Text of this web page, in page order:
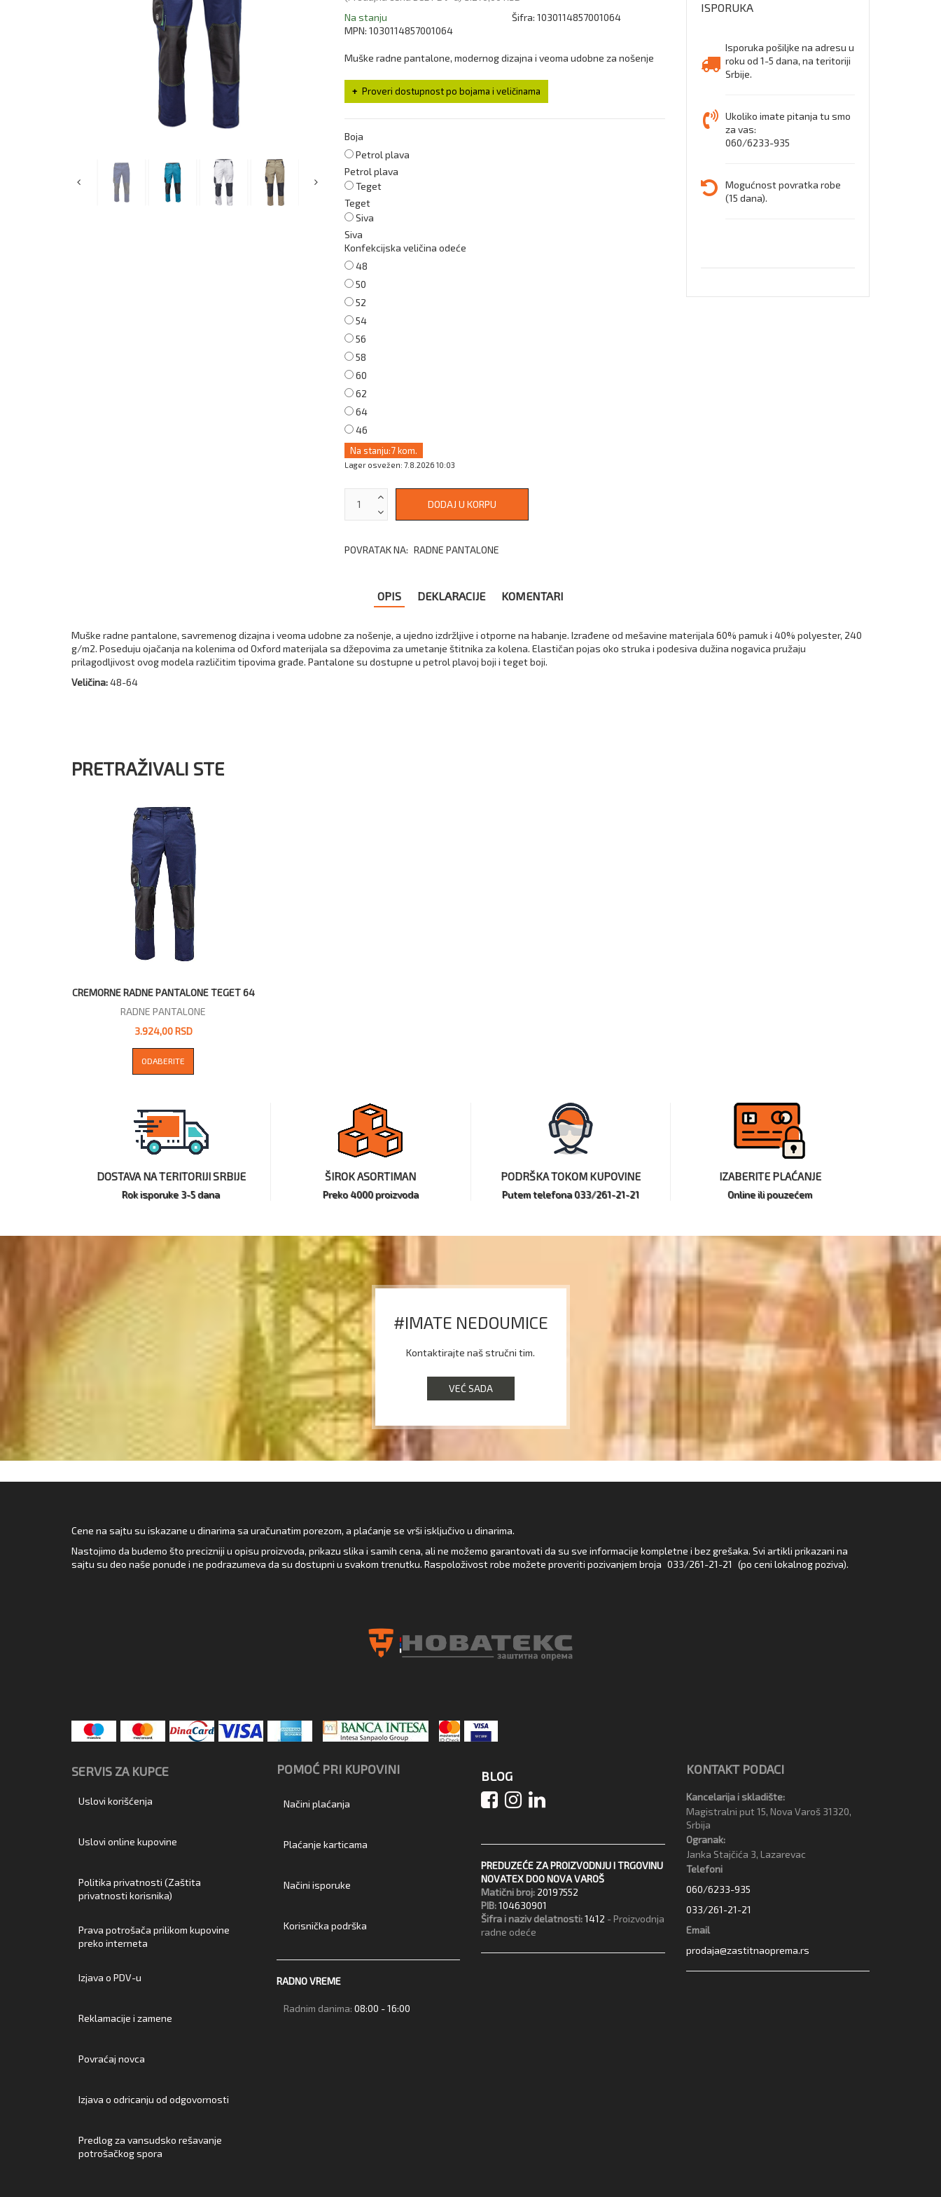
radne
pantalone
Na stanju
Šifra: 1030114857001064
MPN: 1030114857001064
Muške radne pantalone, modernog dizajna i veoma udobne za nošenje
Proveri dostupnost po bojama i veličinama
Boja
Petrol plava
Petrol plava
Teget
Teget
Siva
Siva
Konfekcijska veličina odeće
48
50
52
54
56
58
60
62
64
46
Na stanju:7 kom.
Lager osvežen: 7.8.2026 10:03
POVRATAK NA: RADNE PANTALONE
ISPORUKA
Isporuka pošiljke na adresu u
roku od 1-5 dana, na teritoriji
Srbije.
Ukoliko imate pitanja tu smo
za vas:
060/6233-935
Mogućnost povratka robe
(15 dana).
OPIS DEKLARACIJE KOMENTARI
Muške radne pantalone, savremenog dizajna i veoma udobne za nošenje, a ujedno izdržljive i otporne na habanje. Izrađene od mešavine materijala 60% pamuk i 40% polyester, 240
g/m2. Poseduju ojačanja na kolenima od Oxford materijala sa džepovima za umetanje štitnika za kolena. Elastičan pojas oko struka i podesiva dužina nogavica pružaju
prilagodljivost ovog modela različitim tipovima građe. Pantalone su dostupne u petrol plavoj boji i teget boji.
Veličina:48-64
PRETRAŽIVALI STE
CREMORNE RADNE PANTALONE TEGET 64
RADNE PANTALONE
3.924,00 RSD
ODABERITE
DOSTAVA NA TERITORIJI SRBIJE
Rok isporuke 3-5 dana
ŠIROK ASORTIMAN
Preko 4000 proizvoda
PODRŠKA TOKOM KUPOVINE
Putem telefona 033/261-21-21
IZABERITE PLAĆANJE
Online ili pouzećem
#IMATE NEDOUMICE
Kontaktirajte naš stručni tim.
VEĆ SADA
Cene na sajtu su iskazane u dinarima sa uračunatim porezom, a plaćanje se vrši isključivo u dinarima.
Nastojimo da budemo što precizniji u opisu proizvoda, prikazu slika i samih cena, ali ne možemo garantovati da su sve informacije kompletne i bez grešaka. Svi artikli prikazani na
sajtu su deo naše ponude i ne podrazumeva da su dostupni u svakom trenutku. Raspoloživost robe možete proveriti pozivanjem broja 033/261-21-21 (po ceni lokalnog poziva).
SERVIS ZA KUPCE
Uslovi korišćenja
Uslovi online kupovine
Politika privatnosti (Zaštita
privatnosti korisnika)
Prava potrošača prilikom kupovine
preko interneta
Izjava o PDV-u
Reklamacije i zamene
Povraćaj novca
Izjava o odricanju od odgovornosti
Predlog za vansudsko rešavanje
potrošačkog spora
POMOĆ PRI KUPOVINI
Načini plaćanja
Plaćanje karticama
Načini isporuke
Korisnička podrška
RADNO VREME
Radnim danima: 08:00 - 16:00
BLOG
PREDUZEĆE ZA PROIZVODNJU I TRGOVINU
NOVATEX DOO NOVA VAROŠ
Matični broj: 20197552
PIB:104630901
Šifra i naziv delatnosti:1412 - Proizvodnja
radne odeće
KONTAKT PODACI
Kancelarija i skladište:
Magistralni put 15, Nova Varoš 31320,
Srbija
Ogranak:
Janka Stajčića 3, Lazarevac
Telefoni
060/6233-935
033/261-21-21
Email
prodaja@zastitnaoprema.rs